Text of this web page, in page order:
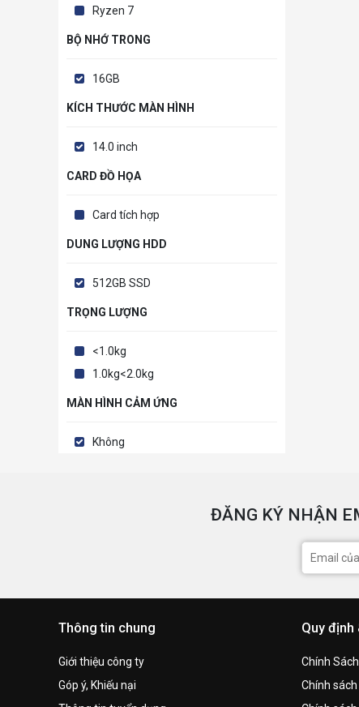
Ryzen 7
BỘ NHỚ TRONG
16GB
KÍCH THƯỚC MÀN HÌNH
14.0 inch
CARD ĐỒ HỌA
Card tích hợp
DUNG LƯỢNG HDD
512GB SSD
TRỌNG LƯỢNG
<1.0kg
1.0kg<2.0kg
MÀN HÌNH CẢM ỨNG
Không
ĐĂNG KÝ NHẬN
Thông tin chung
Giới thiệu công ty
Góp ý, Khiếu nại
Quy định
Chính
Chính